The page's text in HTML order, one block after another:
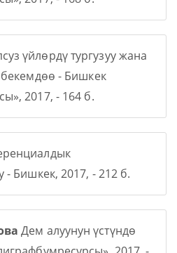
үйлөрдү тургузуу жана
бекемдөө - Бишкек
2017, - 164 б.
- Бишкек, 2017, - 212 б.
Дем алуунун үстүндө